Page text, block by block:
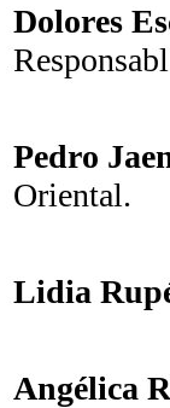
Dolores
Pedro
Oriental.
Lidia
Angélica